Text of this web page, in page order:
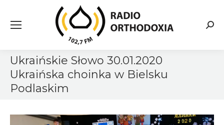
Ukraińskie Słowo 30.01.2020
Ukraińska choinka w Bielsku
Podlaskim